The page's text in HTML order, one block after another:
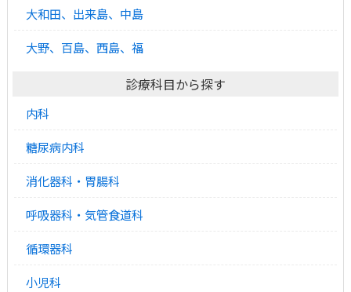
大和田、出来島、中島
大野、百島、西島、福
診療科目から探す
内科
糖尿病内科
消化器科・胃腸科
呼吸器科・気管食道科
循環器科
小児科